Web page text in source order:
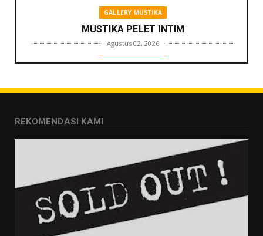
GALLERY MUSTIKA
MUSTIKA PELET INTIM
Agustus 02, 2026
GALLERY MUSTIKA
Agustus 01, 2026
MUSTIKA LANGGENG PERNIKAHAN
Agustus 01, 2026
GALLERY MUSTIKA
MUSTIKA KHODAM SURO
Agustus 01, 2026
GALLERY MUSTIKA
MUSTIKA MANTRA CINTA
REKOMENDASI KAMI